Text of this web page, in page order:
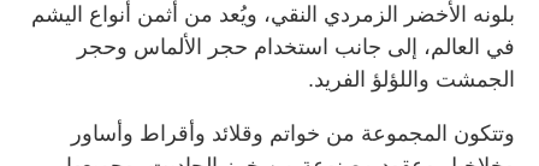
بلونه الأخضر الزمردي النقي، ويُعد من أثمن أنواع اليشم
في العالم، إلى جانب استخدام حجر الألماس وحجر
الجمشت واللؤلؤ الفريد.
وتتكون المجموعة من خواتم وقلائد وأقراط وأساور